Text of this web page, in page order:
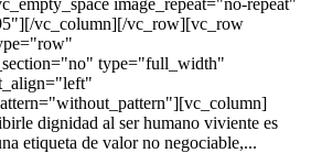
image_repeat="no-repeat"
vc_column][/vc_row][vc_row
type="full_width"
dignidad al ser humano viviente es
etiqueta de valor no negociable,...